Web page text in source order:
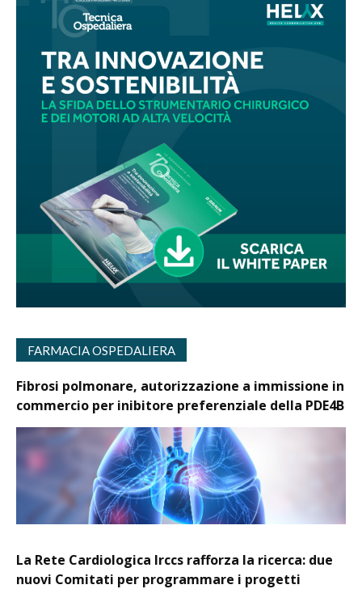
FARMACIA OSPEDALIERA
Fibrosi polmonare, autorizzazione a immissione in
commercio per inibitore preferenziale della PDE4B
La Rete Cardiologica Irccs rafforza la ricerca: due
nuovi Comitati per programmare i progetti